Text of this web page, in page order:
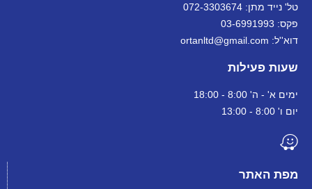
מפת האתר
טל' נייד מתן: 072-3303674
פקס: 03-6991993
דוא''ל: ortanltd@gmail.com
שעות פעילות
ימים א' - ה' 8:00 - 18:00
יום ו' 8:00 - 13:00